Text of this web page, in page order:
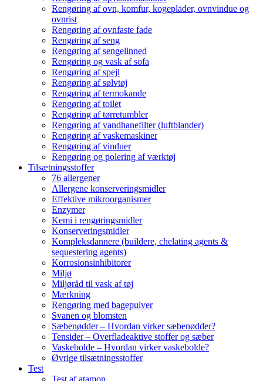
Rengøring af ovn, komfur, kogeplader, ovnvindue og
ovnrist
Rengøring af ovnfaste fade
Rengøring af seng
Rengøring af sengelinned
Rengøring og vask af sofa
Rengøring af spejl
Rengøring af sølvtøj
Rengøring af termokande
Rengøring af toilet
Rengøring af tørretumbler
Rengøring af vandhanefilter (luftblander)
Rengøring af vaskemaskiner
Rengøring af vinduer
Rengøring og polering af værktøj
Tilsætningsstoffer
76 allergener
Allergene konserveringsmidler
Effektive mikroorganismer
Enzymer
Kemi i rengøringsmidler
Konserveringsmidler
Kompleksdannere (buildere, chelating agents &
sequestering agents)
Korrosionsinhibitorer
Miljø
Miljøråd til vask af tøj
Mærkning
Rengøring med bagepulver
Svanen og blomsten
Sæbenødder – Hvordan virker sæbenødder?
Tensider – Overfladeaktive stoffer og sæber
Vaskebolde – Hvordan virker vaskebolde?
Øvrige tilsætningsstoffer
Test
Test af atamon